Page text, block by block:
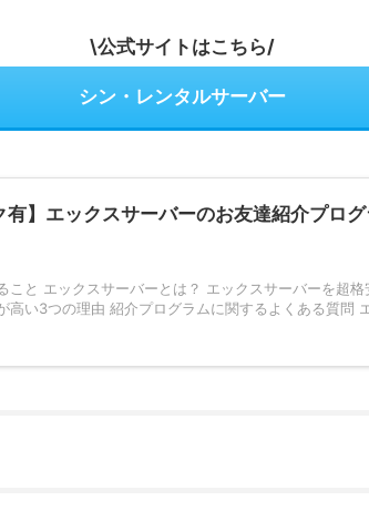
\公式サイトはこちら/
シン・レンタルサーバー
有】エックスサーバーのお友達紹介プロ
こと エックスサーバーとは？ エックスサーバーを超
高い3つの理由 紹介プログラムに関するよくある質問